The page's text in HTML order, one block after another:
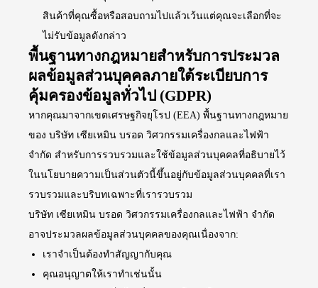
สินค้าที่คุณซื้อหรือสอบถามไปแล้วเว้นแต่คุณจะเลือกที่จะ
ไม่รับข้อมูลดังกล่าว
พื้นฐานทางกฎหมายสำหรับการประมวล
ผลข้อมูลส่วนบุคคลภายใต้ระเบียบการ
คุ้มครองข้อมูลทั่วไป (GDPR)
หากคุณมาจากเขตเศรษฐกิจยุโรป (EEA) พื้นฐานทางกฎหมาย
ของ บริษัท เซียเหมิน บรอด วิศวกรรมเครื่องกลและไฟฟ้า
จำกัด สำหรับการรวบรวมและใช้ข้อมูลส่วนบุคคลที่อธิบายไว้
ในนโยบายความเป็นส่วนตัวนี้ขึ้นอยู่กับข้อมูลส่วนบุคคลที่เรา
รวบรวมและบริบทเฉพาะที่เรารวบรวม
บริษัท เซียเหมิน บรอด วิศวกรรมเครื่องกลและไฟฟ้า จำกัด
อาจประมวลผลข้อมูลส่วนบุคคลของคุณเนื่องจาก:
เราจำเป็นต้องทำสัญญากับคุณ
คุณอนุญาตให้เราทำเช่นนั้น